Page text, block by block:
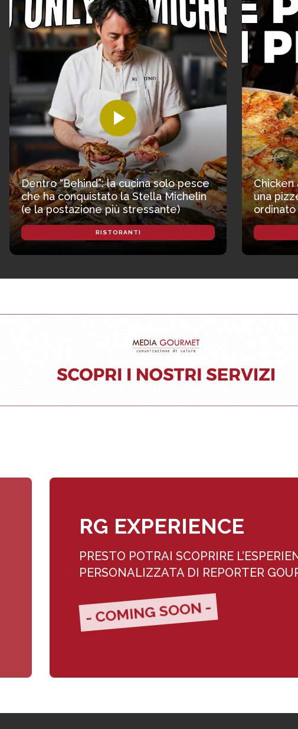
Dentro “Behind”: la cucina solo pesce
che ha conquistato la Stella Michelin
(e la postazione più stressante)
RISTORANTI
Chicken
una
ordinato
RG EXPERIENCE
PRESTO POTRAI SCOPRIRE
PERSONALIZZATA DI REPORTER
- COMING SOON -